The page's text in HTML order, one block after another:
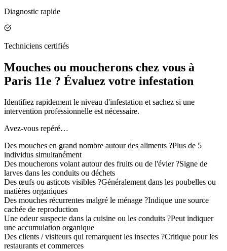
Diagnostic rapide
Techniciens certifiés
Mouches ou moucherons chez vous à
Paris 11e ? Évaluez votre infestation
Identifiez rapidement le niveau d'infestation et sachez si une
intervention professionnelle est nécessaire.
Avez-vous repéré…
Des mouches en grand nombre autour des aliments ?Plus de 5
individus simultanément
Des moucherons volant autour des fruits ou de l'évier ?Signe de
larves dans les conduits ou déchets
Des œufs ou asticots visibles ?Généralement dans les poubelles ou
matières organiques
Des mouches récurrentes malgré le ménage ?Indique une source
cachée de reproduction
Une odeur suspecte dans la cuisine ou les conduits ?Peut indiquer
une accumulation organique
Des clients / visiteurs qui remarquent les insectes ?Critique pour les
restaurants et commerces